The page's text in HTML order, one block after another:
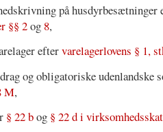
på husdyrbesætninger
§§ 2og 8,
eftervarelagerlovens § 1,
og obligatoriske
M,
§ 22 bog § 22 d i